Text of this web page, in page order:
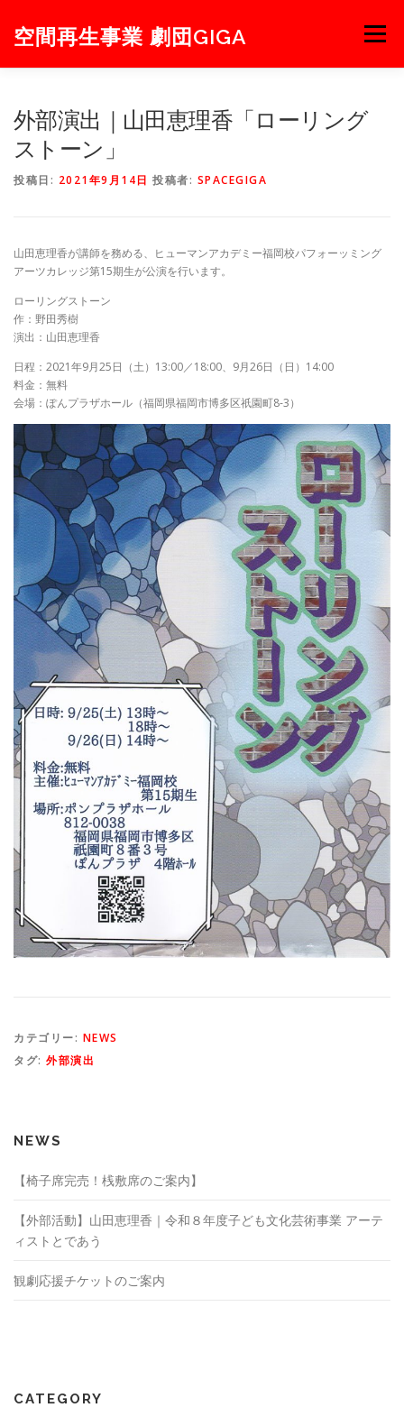
空間再生事業 劇団GIGA メニュー
外部演出｜山田恵理香「ローリング
ストーン」
投稿日: 2021年9月14日 投稿者: SPACEGIGA
山田恵理香が講師を務める、ヒューマンアカデミー福岡校パフォーッミング
アーツカレッジ第15期生が公演を行います。
ローリングストーン
作：野田秀樹
演出：山田恵理香
日程：2021年9月25日（土）13:00／18:00、9月26日（日）14:00
料金：無料
会場：ぽんプラザホール（福岡県福岡市博多区祇園町8-3）
カテゴリー: NEWS
タグ: 外部演出
NEWS
【椅子席完売！桟敷席のご案内】
【外部活動】山田恵理香｜令和８年度子ども文化芸術事業 アーテ
ィストとであう
観劇応援チケットのご案内
CATEGORY